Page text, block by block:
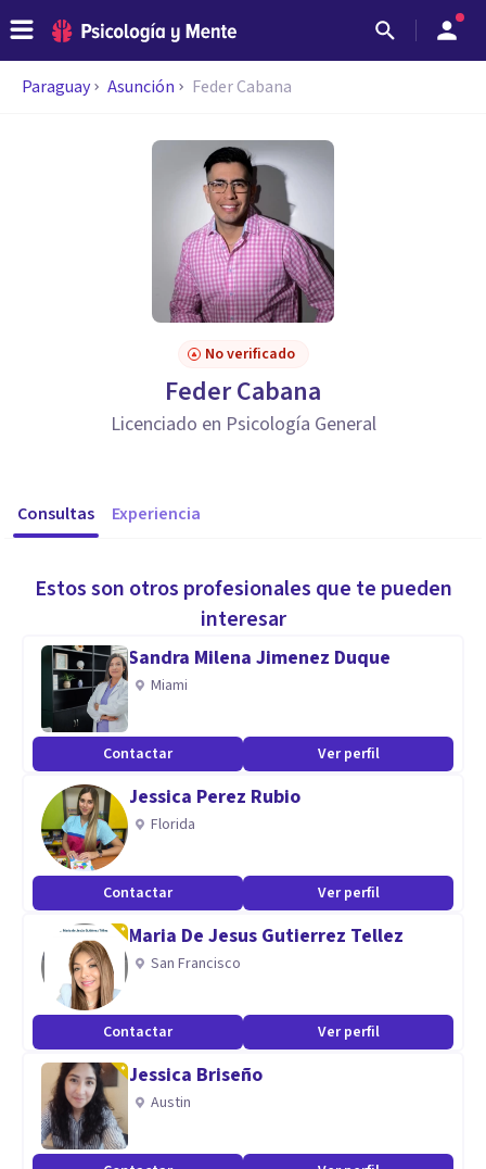
Paraguay Asunción Feder Cabana
No verificado
Feder Cabana
Licenciado en Psicología General
Consultas Experiencia
Estos son otros profesionales que te pueden
interesar
Sandra Milena Jimenez Duque
Miami
Contactar Ver perfil
Jessica Perez Rubio
Florida
Contactar Ver perfil
Maria De Jesus Gutierrez Tellez
San Francisco
Contactar Ver perfil
Jessica Briseño
Austin